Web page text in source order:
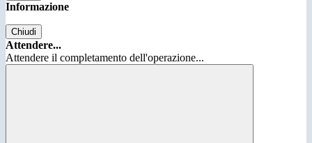
Informazione
Chiudi
Attendere...
Attendere il completamento dell'operazione...